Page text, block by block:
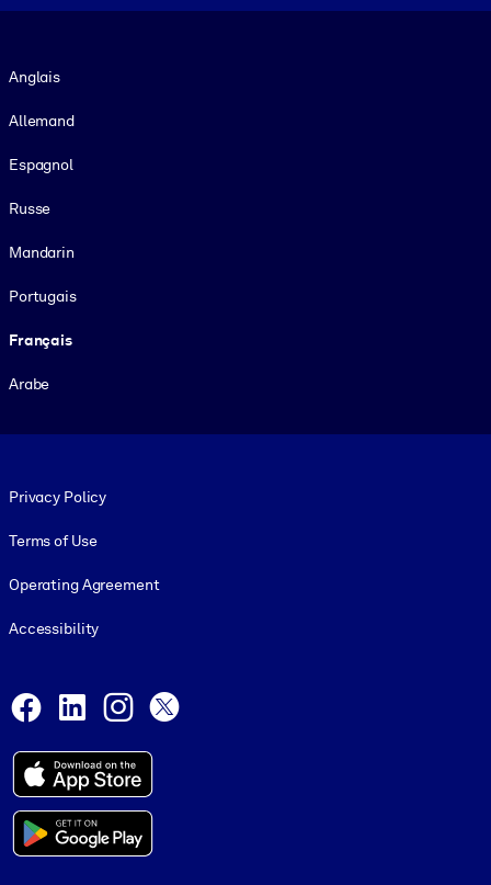
Anglais
Allemand
Espagnol
Russe
Mandarin
Portugais
Français
Arabe
Privacy Policy
Terms of Use
Operating Agreement
Accessibility
Facebook
LinkedInInstagram